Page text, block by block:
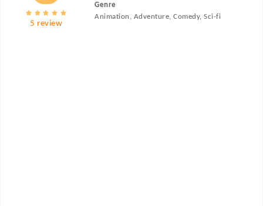
5 review
Genre
Animation, Adventure, Comedy, Sci-fi